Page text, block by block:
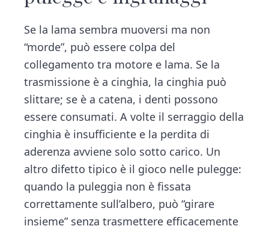
Se la lama sembra muoversi ma non
“morde”, può essere colpa del
collegamento tra motore e lama. Se la
trasmissione è a cinghia, la cinghia può
slittare; se è a catena, i denti possono
essere consumati. A volte il serraggio della
cinghia è insufficiente e la perdita di
aderenza avviene solo sotto carico. Un
altro difetto tipico è il gioco nelle pulegge:
quando la puleggia non è fissata
correttamente sull’albero, può “girare
insieme” senza trasmettere efficacemente